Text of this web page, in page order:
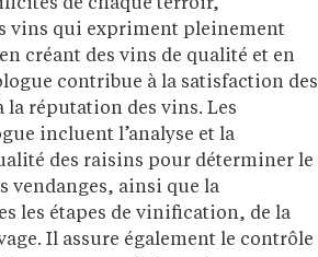
de chaque terroir,
vins qui expriment pleinement
créant des vins de qualité et en
contribue à la satisfaction des
la réputation des vins. Les
incluent l’analyse et la
des raisins pour déterminer le
vendanges, ainsi que la
les étapes de vinification, de la
Il assure également le contrôle